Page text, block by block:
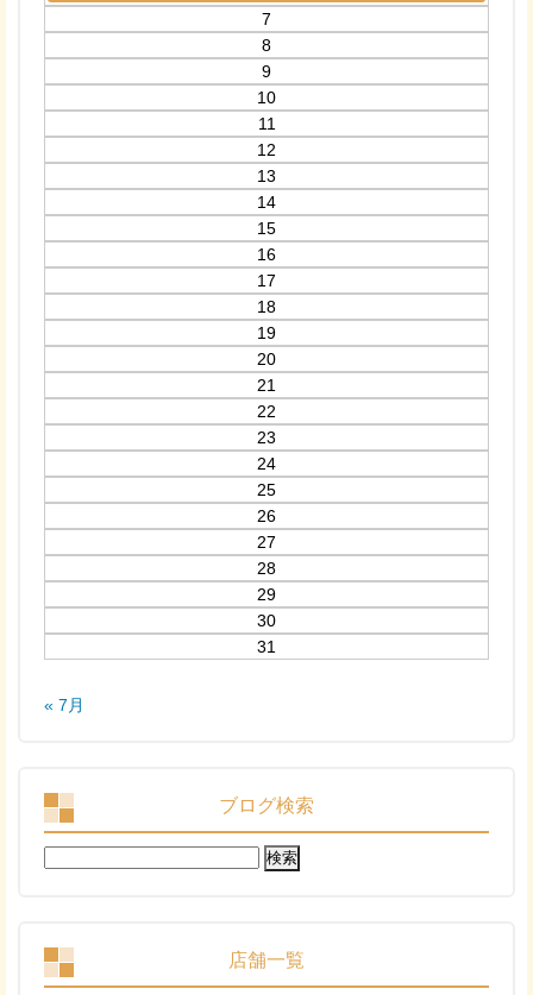
7
8
9
10
11
12
13
14
15
16
17
18
19
20
21
22
23
24
25
26
27
28
29
30
31
« 7月
ブログ検索
検
索:
店舗一覧